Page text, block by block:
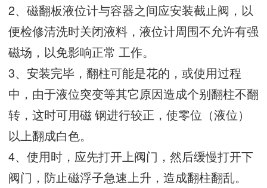
2、磁翻板液位计与容器之间应安装截止阀，以
便检修清洗时关闭液料，液位计周围不允许有强
磁场，以免影响正常 工作。
3、安装完毕，翻柱可能是花的，或使用过程
中，由于液位突变等其它原因造成个别翻柱不翻
转，这时可用磁 钢进行较正，使零位（液位）
以上翻成白色。
4、使用时，应先打开上阀门，然后缓慢打开下
阀门，防止磁浮子急速上升，造成翻柱翻乱。